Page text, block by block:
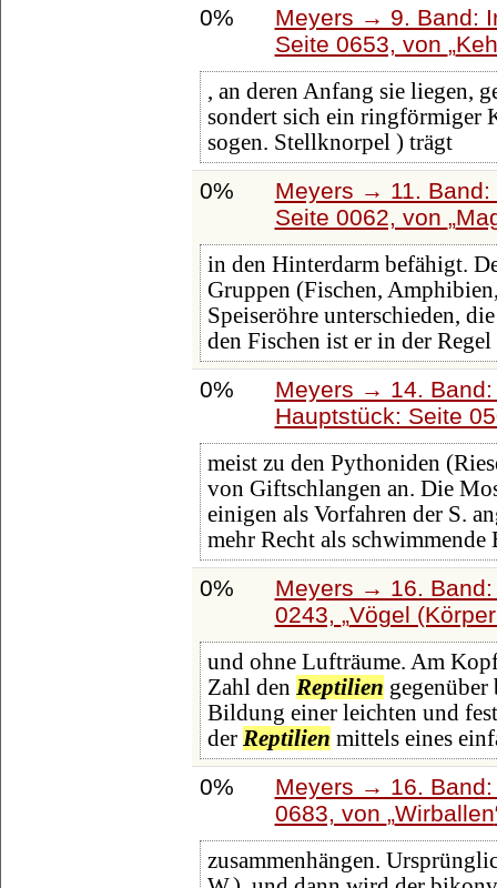
0%
Meyers → 9. Band:
Seite 0653, von
, an deren Anfang sie liegen,
sondert sich ein ringförmiger
sogen. Stellknorpel ) trägt
0%
Meyers → 11.
Seite 0062, von
in den Hinterdarm befähigt.
Gruppen (Fischen,
Speiseröhre unterschieden,
den Fischen ist er in der Regel
0%
Meyers → 14.
Hauptstück: Seite
meist zu den Pythoniden
von Giftschlangen an. Die
einigen als Vorfahren der S.
mehr Recht als schwimmende
0%
Meyers → 16.
0243,
Vögel
und ohne Lufträume. Am
Zahl den Reptilien
Bildung einer leichten und
der Reptilien mittels eines
0%
Meyers → 16.
0683, von Wirballen
zusammenhängen.